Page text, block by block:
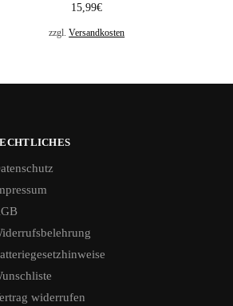
15,99€
zzgl.Versandkosten
widerrufen